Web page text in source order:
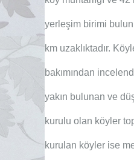
yerleşim birimi
km uzaklıktadır.
bakımından
yakın bulunan ve
kurulu olan köyler
kurulan köyler ise